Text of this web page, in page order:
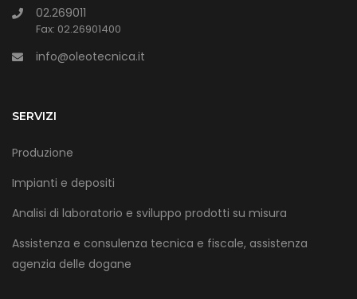
02.269011
Fax: 02.26901400
info@oleotecnica.it
SERVIZI
Produzione
Impianti e depositi
Analisi di laboratorio e sviluppo prodotti su misura
Assistenza e consulenza tecnica e fiscale, assistenza
agenzia delle dogane